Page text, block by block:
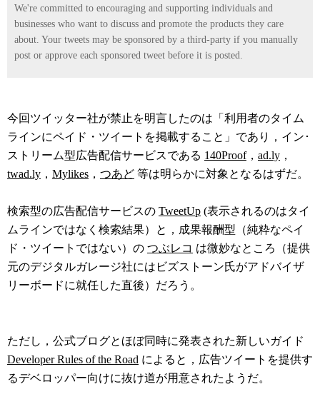
We're committed to encouraging and supporting individuals and
businesses who want to discuss and promote the products they care
about. Your tweets may be sponsored by a third-party if you manually
post or approve each sponsored tweet before it is posted.
今回ツイッター社が禁止を明言したのは「利用者のタイム
ラインにペイド・ツイートを掲載すること」であり，イン･
ストリーム型広告配信サービスである 140Proof， ad.ly ，
twad.ly ， Mylikes ， つあど 等は明らかに対象となるはずだ。
検索型の広告配信サービスの TweetUp (表示されるのはタイ
ムラインではなく検索結果）と，成果報酬型（純粋なペイ
ド・ツイートではない）の つぶレコ は微妙なところ（提供
元のデジタルガレージ社にはビズストーン氏がアドバイザ
リーボードに就任した直後）だろう。
ただし，公式ブログとほぼ同時に発表された新しいガイド
Developer Rules of the Road によると，広告ツイートを提供す
るデベロッパー向けに抜け道が用意されたようだ。